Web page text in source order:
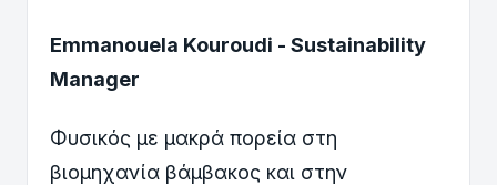
Emmanouela Kouroudi - Sustainability
Manager
Φυσικός με μακρά πορεία στη
βιομηχανία βάμβακος και στην